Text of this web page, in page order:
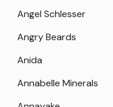
Angel Schlesser
Angry Beards
Anida
Annabelle Minerals